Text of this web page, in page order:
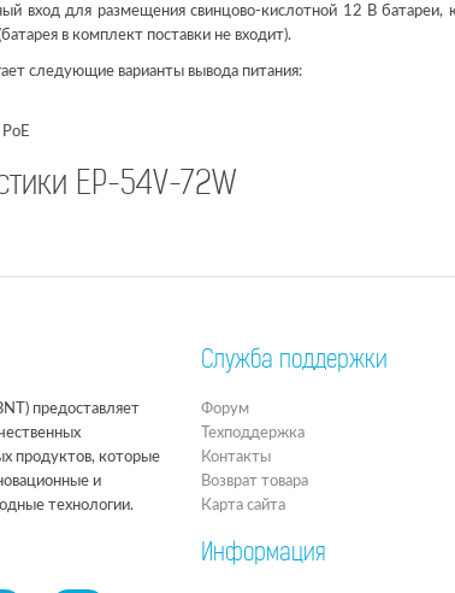
вход для размещения свинцово-кислотной 12 В батареи,
в комплект поставки не входит).
следующие варианты вывода питания:
EP-54V-72W
предоставляет
продуктов, которые
и
технологии.
Служба поддержки
Форум
Техподдержка
Контакты
Возврат товара
Карта сайта
Информация